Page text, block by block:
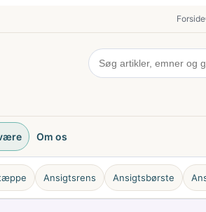
Forside
Om os
Ansigtsrens Ansigtsbørste